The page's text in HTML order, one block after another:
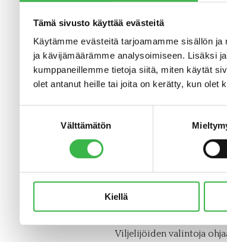
Tämä sivusto käyttää evästeitä
Käytämme evästeitä tarjoamamme sisällön
ja kävijämäärämme analysoimiseen. Lisäksi
kumppaneillemme tietoja siitä, miten käytät
olet antanut heille tai joita on kerätty, kun olet
Välttämätön
Kiellä
kokemukset luomusta
vuonna viljelijäkyselyn
luomuun siirtymiselle
liittyen. Tässä onkin
edistää kestäviä
Luomun määrä
Apetitin
ensimmäiset
kypsä teollisen
toiselta – luomulle on
Viljelijöiden valintoja